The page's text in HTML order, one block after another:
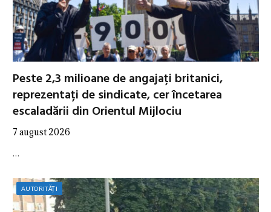
Peste 2,3 milioane de angajați britanici,
reprezentați de sindicate, cer încetarea
escaladării din Orientul Mijlociu
7 august 2026
…
AUTORITĂȚI